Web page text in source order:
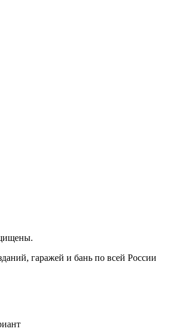
гаражей и бань по всей России